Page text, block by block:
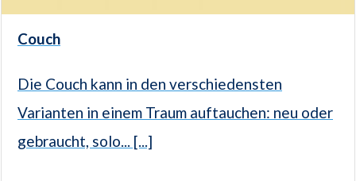
Couch
Die Couch kann in den verschiedensten
Varianten in einem Traum auftauchen: neu oder
gebraucht, solo... [...]